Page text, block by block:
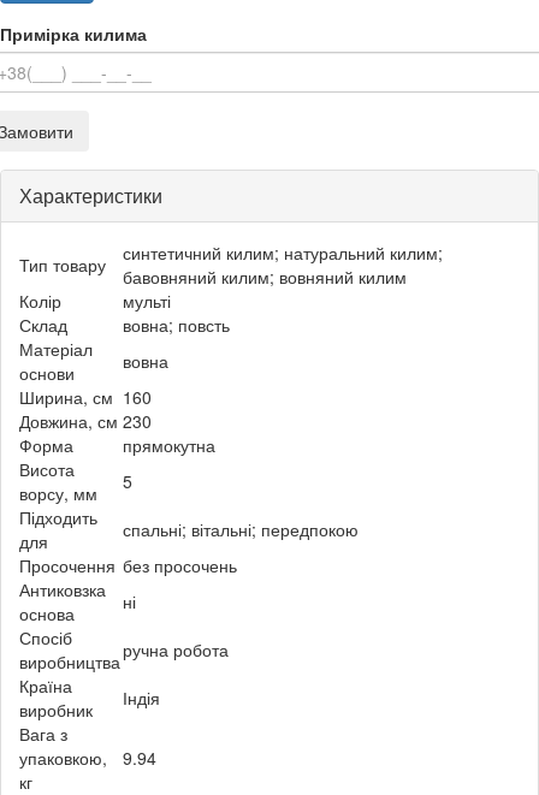
Примірка килима
Характеристики
Тип товару
синтетичний килим; натуральний килим;
бавовняний килим; вовняний килим
Колір
мульті
Склад
вовна; повсть
Матеріал
основи
вовна
Ширина, см 160
Довжина, см 230
Форма
прямокутна
Висота
ворсу, мм
5
Підходить
для
спальні; вітальні; передпокою
Просочення без просочень
Антиковзка
основа
ні
Спосіб
виробництва ручна робота
Країна
виробник
Індія
Вага з
упаковкою,
кг
9.94